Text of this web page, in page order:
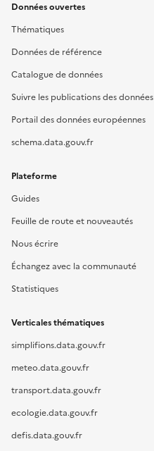
Données ouvertes
Thématiques
Données de référence
Catalogue de données
Suivre les publications des données
Portail des données européennes
schema.data.gouv.fr
Plateforme
Guides
Feuille de route et nouveautés
Nous écrire
Échangez avec la communauté
Statistiques
Verticales thématiques
simplifions.data.gouv.fr
meteo.data.gouv.fr
transport.data.gouv.fr
ecologie.data.gouv.fr
defis.data.gouv.fr